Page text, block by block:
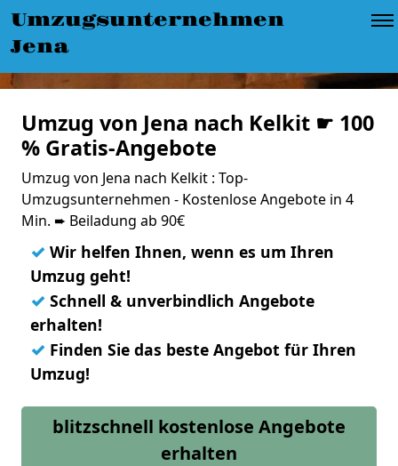
Umzugsunternehmen
Jena
Umzug von Jena nach Kelkit ☛ 100
% Gratis-Angebote
Umzug von Jena nach Kelkit : Top-
Umzugsunternehmen - Kostenlose Angebote in 4
Min. ➨ Beiladung ab 90€
✓ Wir helfen Ihnen, wenn es um Ihren
Umzug geht!
✓ Schnell & unverbindlich Angebote
erhalten!
✓ Finden Sie das beste Angebot für Ihren
Umzug!
blitzschnell kostenlose Angebote
erhalten